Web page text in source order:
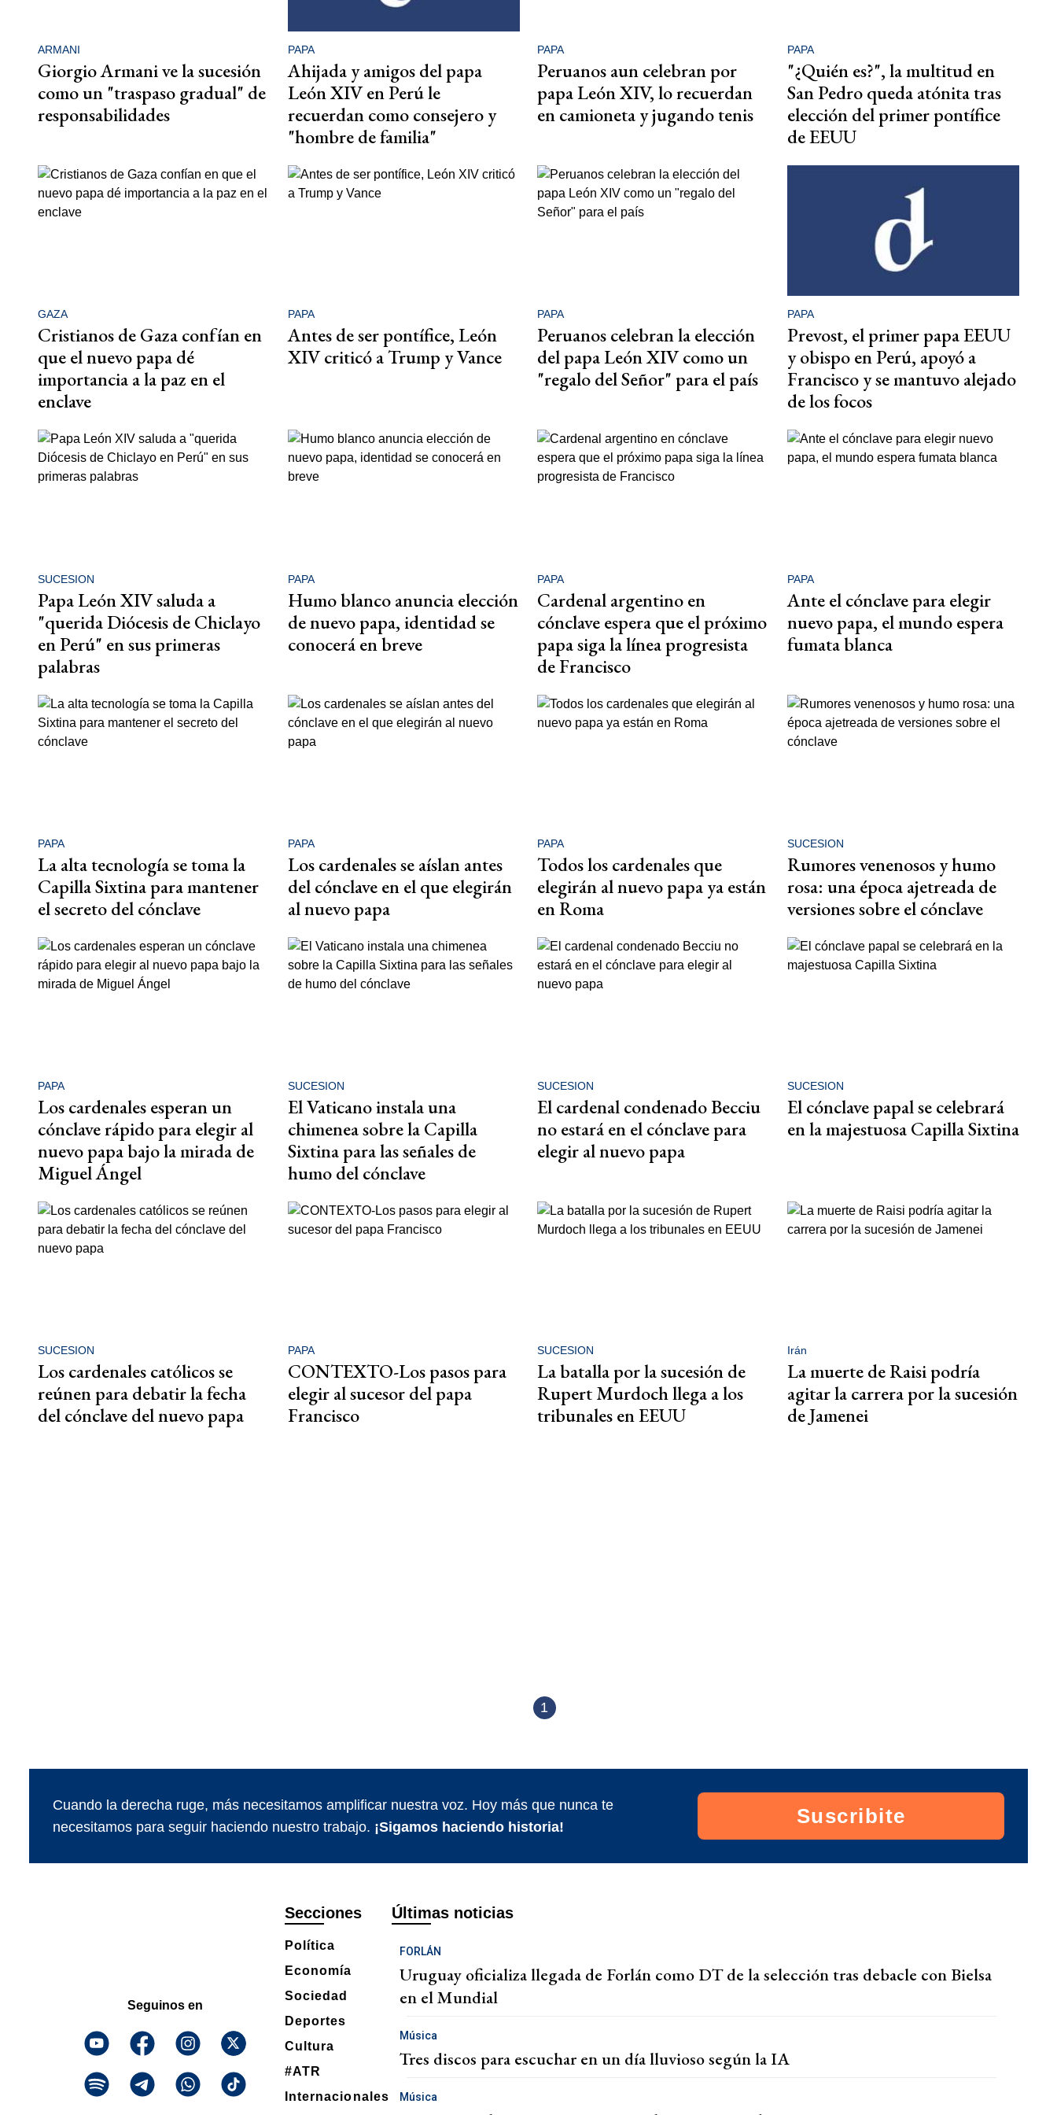
ARMANI
Giorgio Armani ve la sucesión
como un "traspaso gradual" de
responsabilidades
PAPA
Ahijada y amigos del papa
León XIV en Perú le
recuerdan como consejero y
"hombre de familia"
PAPA
Peruanos aun celebran por
papa León XIV, lo recuerdan
en camioneta y jugando tenis
PAPA
"¿Quién es?", la multitud en
San Pedro queda atónita tras
elección del primer pontífice
de EEUU
GAZA
Cristianos de Gaza confían en
que el nuevo papa dé
importancia a la paz en el
enclave
PAPA
Antes de ser pontífice, León
XIV criticó a Trump y Vance
PAPA
Peruanos celebran la elección
del papa León XIV como un
"regalo del Señor" para el país
PAPA
Prevost, el primer papa EEUU
y obispo en Perú, apoyó a
Francisco y se mantuvo alejado
de los focos
SUCESION
Papa León XIV saluda a
"querida Diócesis de Chiclayo
en Perú" en sus primeras
palabras
PAPA
Humo blanco anuncia elección
de nuevo papa, identidad se
conocerá en breve
PAPA
Cardenal argentino en
cónclave espera que el próximo
papa siga la línea progresista
de Francisco
PAPA
Ante el cónclave para elegir
nuevo papa, el mundo espera
fumata blanca
PAPA
La alta tecnología se toma la
Capilla Sixtina para mantener
el secreto del cónclave
PAPA
Los cardenales se aíslan antes
del cónclave en el que elegirán
al nuevo papa
PAPA
Todos los cardenales que
elegirán al nuevo papa ya están
en Roma
SUCESION
Rumores venenosos y humo
rosa: una época ajetreada de
versiones sobre el cónclave
PAPA
Los cardenales esperan un
cónclave rápido para elegir al
nuevo papa bajo la mirada de
Miguel Ángel
SUCESION
El Vaticano instala una
chimenea sobre la Capilla
Sixtina para las señales de
humo del cónclave
SUCESION
El cardenal condenado Becciu
no estará en el cónclave para
elegir al nuevo papa
SUCESION
El cónclave papal se celebrará
en la majestuosa Capilla Sixtina
SUCESION
Los cardenales católicos se
reúnen para debatir la fecha
del cónclave del nuevo papa
PAPA
CONTEXTO-Los pasos para
elegir al sucesor del papa
Francisco
SUCESION
La batalla por la sucesión de
Rupert Murdoch llega a los
tribunales en EEUU
Irán
La muerte de Raisi podría
agitar la carrera por la sucesión
de Jamenei
1
Cuando la derecha ruge, más necesitamos amplificar nuestra voz. Hoy más que nunca te
necesitamos para seguir haciendo nuestro trabajo. ¡Sigamos haciendo historia! Suscribite
Seguinos en
Secciones
Política
Economía
Sociedad
Deportes
Cultura
#ATR
Internacionales
Últimas noticias
FORLÁN
Uruguay oficializa llegada de Forlán como DT de la selección tras debacle con Bielsa
en el Mundial
Música
Tres discos para escuchar en un día lluvioso según la IA
Música